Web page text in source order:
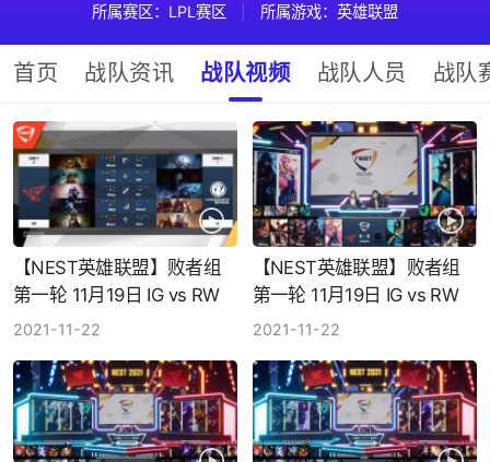
所属赛区：LPL赛区 所属游戏：英雄联盟
首页 战队资讯 战队视频 战队人员 战队
【NEST英雄联盟】败者组
第一轮 11月19日 IG vs RW
第2局
2021-11-22
【NEST英雄联盟】败者组
第一轮 11月19日 IG vs RW
第1局
2021-11-22